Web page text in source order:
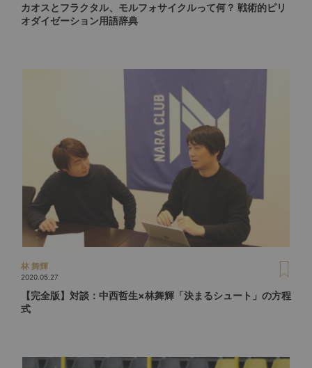
カオスとフラクタル、モルフォサイクルって何？ 戦術的ピリ
オダイゼーション用語辞典
林 舞輝
2020.05.27
【完全版】対談：中西哲生×林舞輝「決まるシュート」の方程
式